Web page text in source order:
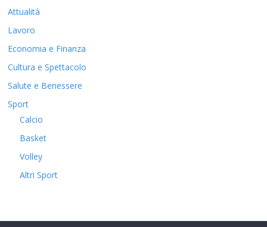
Attualità
Lavoro
Economia e Finanza
Cultura e Spettacolo
Salute e Benessere
Sport
Calcio
Basket
Volley
Altri Sport